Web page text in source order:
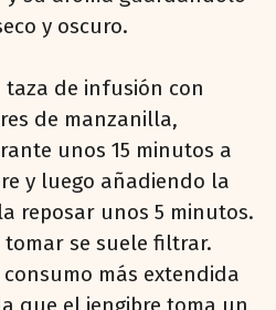
y oscuro.
de infusión con
de manzanilla,
unos 15 minutos a
y luego añadiendo la
reposar unos 5 minutos.
se suele filtrar.
más extendida